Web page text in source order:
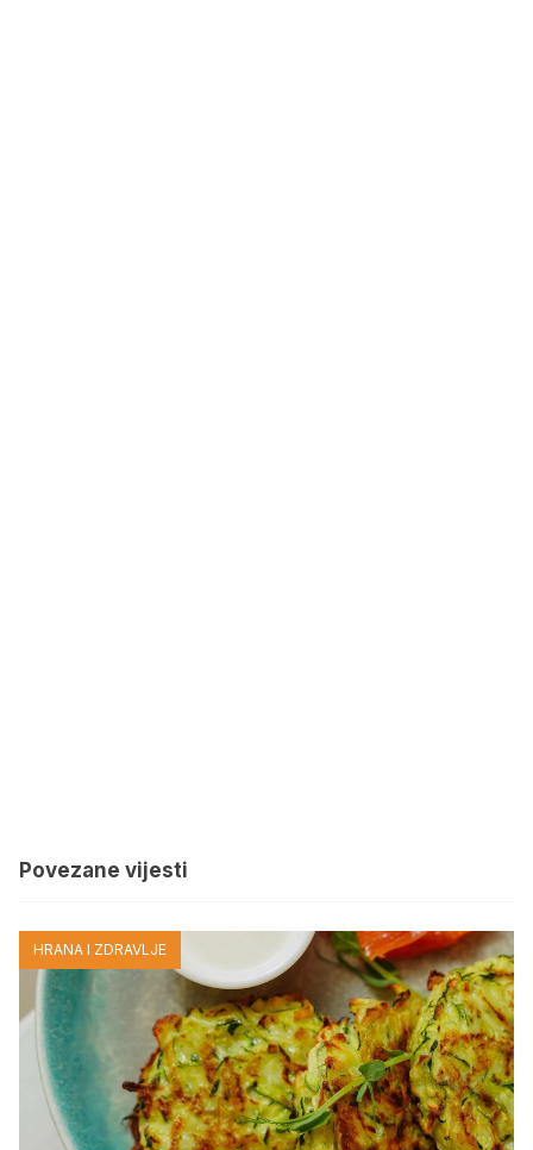
Povezane vijesti
HRANA I ZDRAVLJE